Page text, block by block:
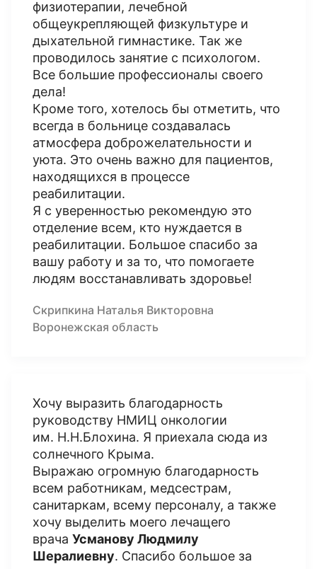
физиотерапии, лечебной
общеукрепляющей физкультуре и
дыхательной гимнастике. Так же
проводилось занятие с психологом.
Все большие профессионалы своего
дела!
Кроме того, хотелось бы отметить, что
всегда в больнице создавалась
атмосфера доброжелательности и
уюта. Это очень важно для пациентов,
находящихся в процессе
реабилитации.
Я с уверенностью рекомендую это
отделение всем, кто нуждается в
реабилитации. Большое спасибо за
вашу работу и за то, что помогаете
людям восстанавливать здоровье!
Скрипкина Наталья Викторовна
Воронежская область
Хочу выразить благодарность
руководству НМИЦ онкологии
им. Н.Н.Блохина. Я приехала сюда из
солнечного Крыма.
Выражаю огромную благодарность
всем работникам, медсестрам,
санитаркам, всему персоналу, а также
хочу выделить моего лечащего
врача Усманову Людмилу
Шералиевну. Спасибо большое за